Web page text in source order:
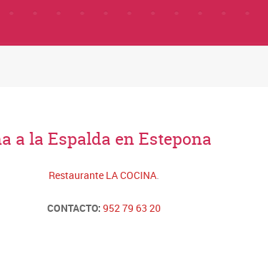
a la Espalda en Estepona
Restaurante LA COCINA.
CONTACTO: 952 79 63 20